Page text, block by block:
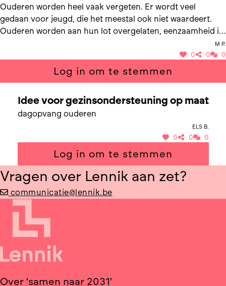
Ouderen worden heel vaak vergeten. Er wordt veel
gedaan voor jeugd, die het meestal ook niet waardeert.
Ouderen worden aan hun lot overgelaten, eenzaamheid is
M P.
0 0 0
Log in om te stemmen
Idee voor gezinsondersteuning op maat
dagopvang ouderen
Els B.
0 0 0
Log in om te stemmen
Vragen over Lennik aan zet?
communicatie@lennik.be
Over 'samen naar 2031'